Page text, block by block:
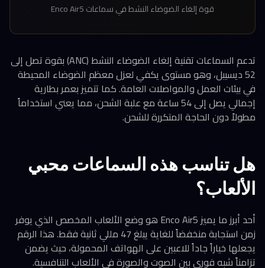
قوة إلغاء الضوضاء النشط في سماعات Enco Air5
تدعم السماعات تقنية إلغاء الضوضاء النشط (ANC) بقوة تصل إلى
52 ديسيبل، وهو مستوى يكفي لعزل معظم الضوضاء المحيطة
في بيئات العمل والمواصلات العامة. كما تتميز بعمر بطارية
إجمالي يصل إلى 54 ساعة مع علبة الشحن، مما يعني استخداماً
مطولاً دون الحاجة المتكررة للشحن.
هل تناسب هذه السماعات محبي
الألعاب؟
أحد أبرز ما يميز Enco Air5 هو وضع الألعاب المخصص الذي يوفر
زمن استجابة منخفضاً للغاية يبلغ 47 مللي ثانية فقط. هذا الرقم
يجعلها خياراً جاداً للاعبين على الهواتف المحمولة، حيث يضمن
تزامناً شبه فوري بين الصوت والصورة في الألعاب التنافسية.